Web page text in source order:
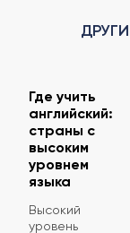
Где учить
английский:
страны с
высоким
уровнем
языка
Высокий
уровень